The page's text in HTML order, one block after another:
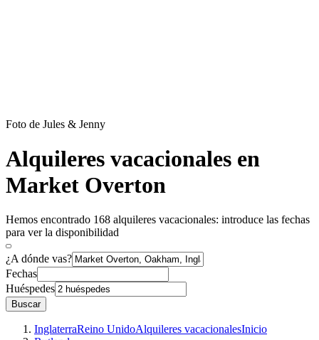
Foto de Jules & Jenny
Alquileres vacacionales en
Market Overton
Hemos encontrado 168 alquileres vacacionales: introduce las fechas
para ver la disponibilidad
¿A dónde vas?
Fechas
Huéspedes
Buscar
InglaterraReino UnidoAlquileres vacacionalesInicio